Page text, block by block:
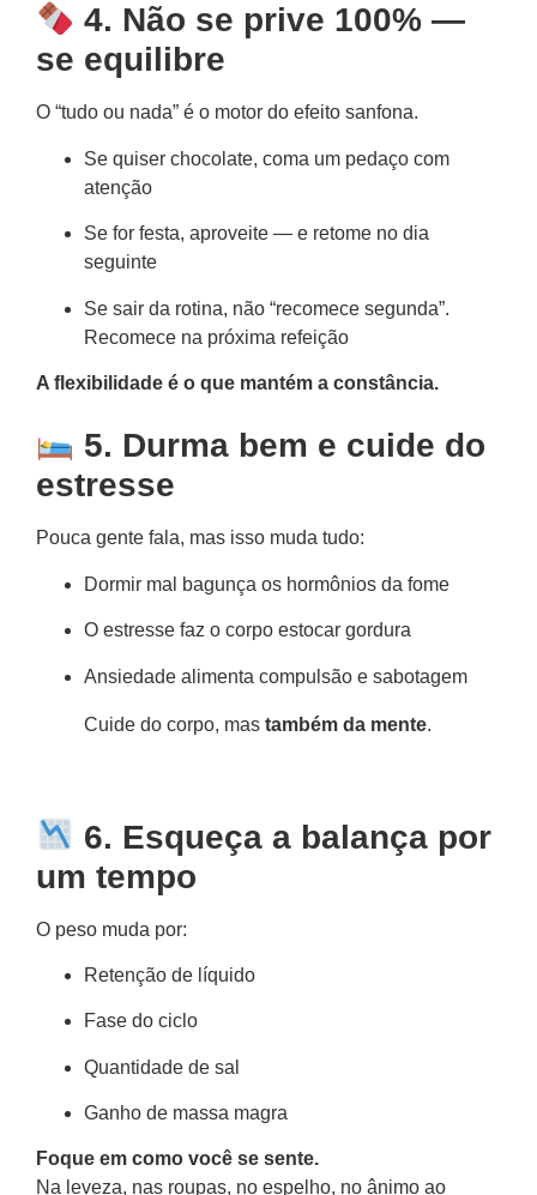
4. Não se prive 100% —
se equilibre
O “tudo ou nada” é o motor do efeito sanfona.
Se quiser chocolate, coma um pedaço com
atenção
Se for festa, aproveite — e retome no dia
seguinte
Se sair da rotina, não “recomece segunda”.
Recomece na próxima refeição
A flexibilidade é o que mantém a constância.
5. Durma bem e cuide do
estresse
Pouca gente fala, mas isso muda tudo:
Dormir mal bagunça os hormônios da fome
O estresse faz o corpo estocar gordura
Ansiedade alimenta compulsão e sabotagem
Cuide do corpo, mas também da mente.
6. Esqueça a balança por
um tempo
O peso muda por:
Retenção de líquido
Fase do ciclo
Quantidade de sal
Ganho de massa magra
Foque em como você se sente.
Na leveza, nas roupas, no espelho, no ânimo ao